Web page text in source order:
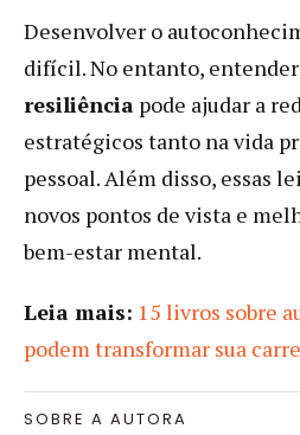
Desenvolver o
difícil. No entanto, entender
resiliência pode ajudar a
estratégicos tanto na vida
pessoal. Além disso, essas
novos pontos de vista e
bem-estar mental.
Leia mais: 15 livros sobre
podem transformar sua
SOBRE A AUTORA